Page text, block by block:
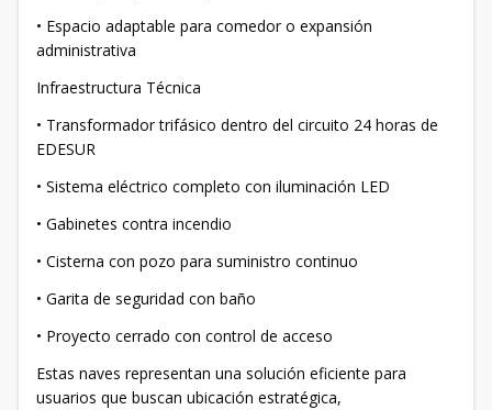
• Espacio adaptable para comedor o expansión
administrativa
Infraestructura Técnica
• Transformador trifásico dentro del circuito 24 horas de
EDESUR
• Sistema eléctrico completo con iluminación LED
• Gabinetes contra incendio
• Cisterna con pozo para suministro continuo
• Garita de seguridad con baño
• Proyecto cerrado con control de acceso
Estas naves representan una solución eficiente para
usuarios que buscan ubicación estratégica,